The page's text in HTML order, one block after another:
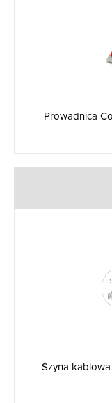
Prowadnica
Szyna